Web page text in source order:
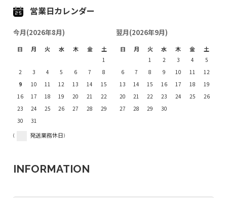
営業日カレンダー
今月(2026年8月)
日 月 火 水 木 金 土
1
2
3 4 5 6 7
8
9
10 11 12 13 14
15
16
17 18 19 20 21
22
23
24 25 26 27 28
29
30
31
翌月(2026年9月)
日 月 火 水 木 金 土
1 2 3 4
5
6
7 8 9 10 11
12
13
14 15 16 17 18
19
20
21 22 23 24 25
26
27
28 29 30
( 発送業務休日)
INFORMATION